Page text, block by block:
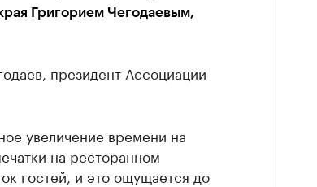
Григорием Чегодаевым,
президент Ассоциации
увеличение времени на
на ресторанном
гостей, и это ощущается до